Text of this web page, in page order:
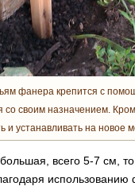
фанера крепится с
своим назначением.
и устанавливать на новое
всего 5-7 см,